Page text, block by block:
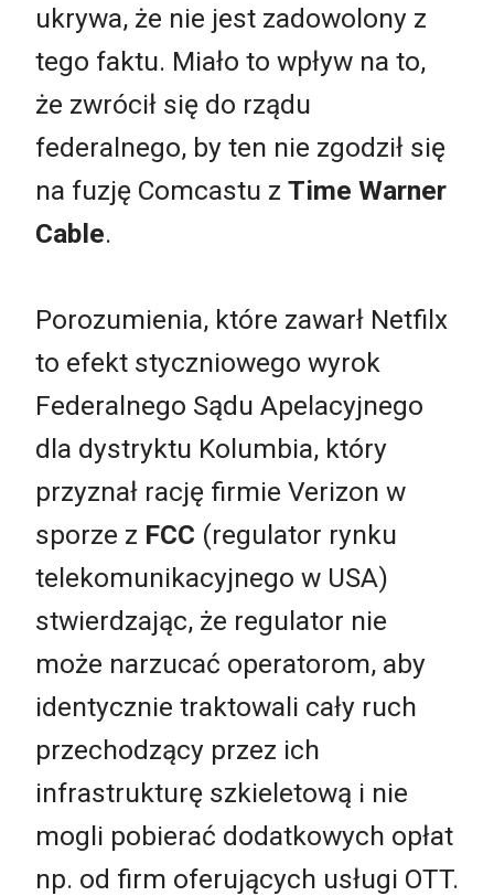
ukrywa, że nie jest zadowolony z
tego faktu. Miało to wpływ na to,
że zwrócił się do rządu
federalnego, by ten nie zgodził się
na fuzję Comcastu z Time Warner
Cable.
Porozumienia, które zawarł Netfilx
to efekt styczniowego wyrok
Federalnego Sądu Apelacyjnego
dla dystryktu Kolumbia, który
przyznał rację firmie Verizon w
sporze z FCC (regulator rynku
telekomunikacyjnego w USA)
stwierdzając, że regulator nie
może narzucać operatorom, aby
identycznie traktowali cały ruch
przechodzący przez ich
infrastrukturę szkieletową i nie
mogli pobierać dodatkowych opłat
np. od firm oferujących usługi OTT.